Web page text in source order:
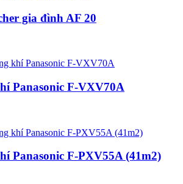
gia đình AF 20
Panasonic F-VXV70A
Panasonic F-PXV55A (41m2)